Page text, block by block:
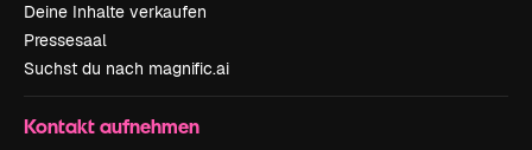
Deine Inhalte verkaufen
Pressesaal
Suchst du nach magnific.ai
Kontakt aufnehmen